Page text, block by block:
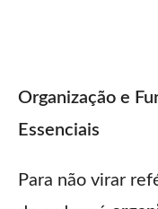
Organização e
Essenciais
Para não virar